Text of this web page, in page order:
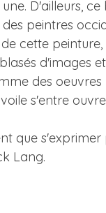
D'ailleurs,
peintres
cette
d'images
des oeuvres
s'entre
que
Lang.